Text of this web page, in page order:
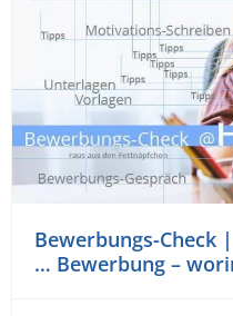
Bewerbungs-
… Bewerbung –